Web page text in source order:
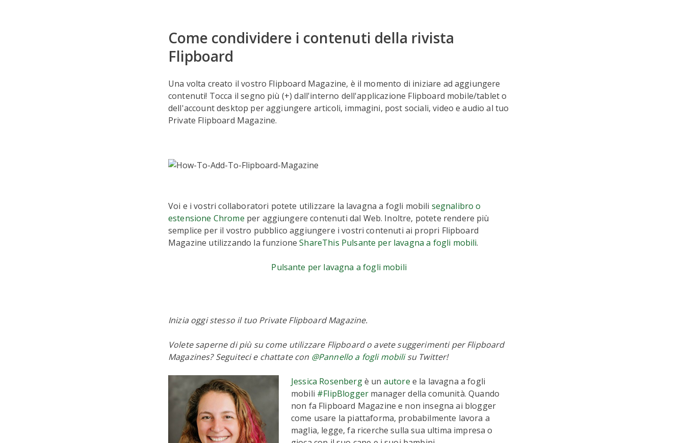
Come condividere i contenuti della rivista
Flipboard
Una volta creato il vostro Flipboard Magazine, è il momento di iniziare ad aggiungere
contenuti! Tocca il segno più (+) dall'interno dell'applicazione Flipboard mobile/tablet o
dell'account desktop per aggiungere articoli, immagini, post sociali, video e audio al tuo
Private Flipboard Magazine.
Voi e i vostri collaboratori potete utilizzare la lavagna a fogli mobili segnalibro o
estensione Chrome per aggiungere contenuti dal Web. Inoltre, potete rendere più
semplice per il vostro pubblico aggiungere i vostri contenuti ai propri Flipboard
Magazine utilizzando la funzioneShareThis Pulsante per lavagna a fogli mobili.
Pulsante per lavagna a fogli mobili
Inizia oggi stesso il tuo Private Flipboard Magazine.
Volete saperne di più su come utilizzare Flipboard o avete suggerimenti per Flipboard
Magazines? Seguiteci e chattate con @Pannello a fogli mobilisu Twitter!
Jessica Rosenbergè un autore e la lavagna a fogli
mobili #FlipBlogger manager della comunità. Quando
non fa Flipboard Magazine e non insegna ai blogger
come usare la piattaforma, probabilmente lavora a
maglia, legge, fa ricerche sulla sua ultima impresa o